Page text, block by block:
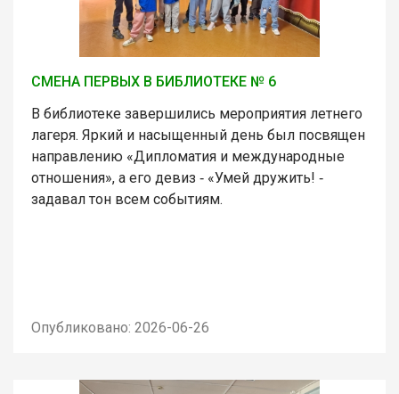
СМЕНА ПЕРВЫХ В БИБЛИОТЕКЕ № 6
В библиотеке завершились мероприятия летнего
лагеря. Яркий и насыщенный день был посвящен
направлению «Дипломатия и международные
отношения», а его девиз ‑ «Умей дружить! ‑
задавал тон всем событиям.
Опубликовано: 2026-06-26